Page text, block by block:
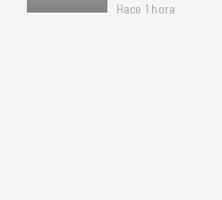
Hace 1 hora